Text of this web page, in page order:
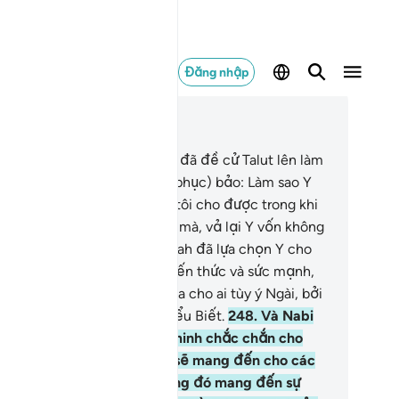
Đăng nhập
Và Nabi của họ bảo: Allah đã đề cử Talut lên làm
của các ngươi. Họ (không phục) bảo: Làm sao Y
đáng làm vua của chúng tôi cho được trong khi
tôi xứng đáng hơn Y kia mà, vả lại Y vốn không
nhiều tài sản. (Nabi) nói: Allah đã lựa chọn Y cho
ngươi và Ngài ban cho Y kiến thức và sức mạnh,
muốn ban quyền vua chúa cho ai tùy ý Ngài, bởi
là Đấng Bao La, Đấng Hiểu Biết. 248. Và Nabi
họ bảo: Dấu hiệu chứng minh chắc chắn cho
quyền thuộc về Y là Y sẽ mang đến cho các
xem một cái rương, trong đó mang đến sự